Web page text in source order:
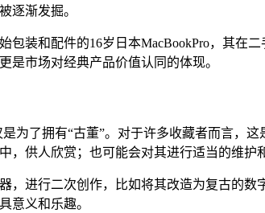
逐渐发掘。
包装和配件的16岁日本MacBookPro，其
是市场对经典产品价值认同的体现。
是为了拥有“古董”。对于许多收藏者而言
，供人欣赏；也可能会对其进行适当的维护
，进行二次创作，比如将其改造为复古的
意义和乐趣。